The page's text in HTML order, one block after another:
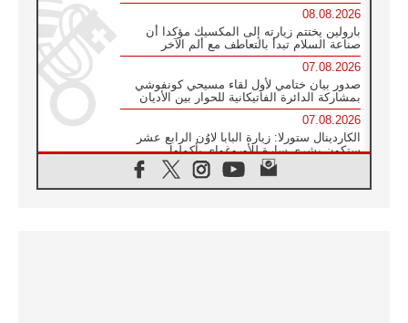
08.08.2026
بارولين يختتم زيارته إلى المكسيك مؤكدا أن
صناعة السلام تبدأ بالتعاطف مع ألم الآخر
07.08.2026
صدور بيان ختامي لأول لقاء مسيحي كونفوشي
بمشاركة الدائرة الفاتيكانية للحوار بين الأديان
07.08.2026
الكاردينال ستورلا: زيارة البابا لاوُن الرابع عشر
ستكون بشرى سارة للأوروغواي بأكملها
الفاتيكان يعلن برنامج الزيارة الرسولية للبابا لاوُن